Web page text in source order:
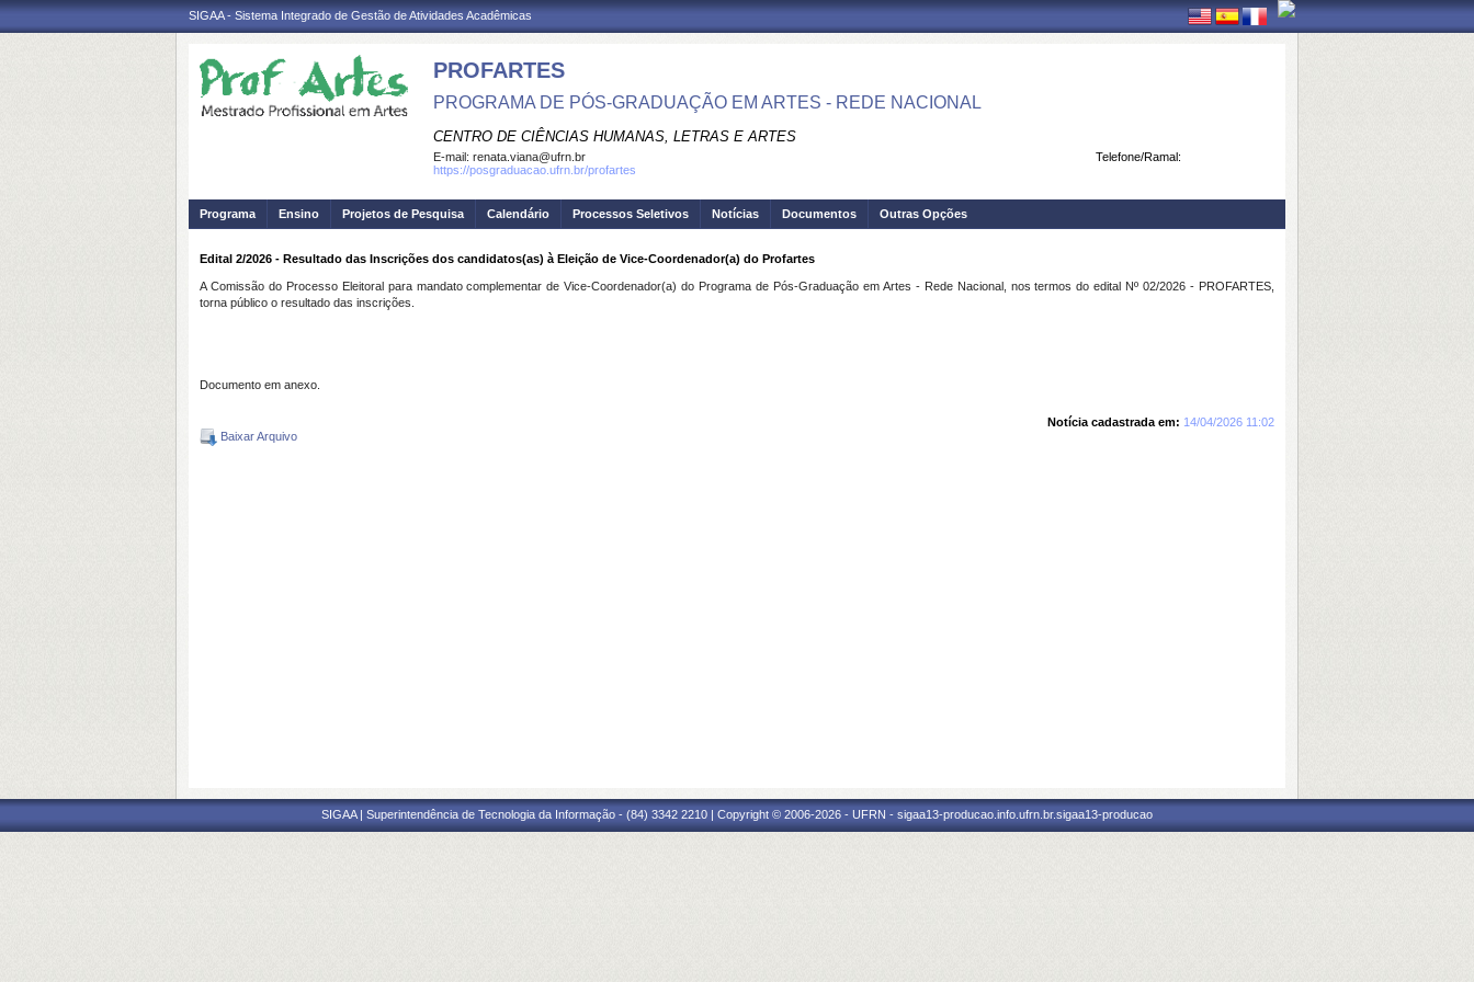
SIGAA - Sistema Integrado de Gestão de Atividades Acadêmicas
PROFARTES
PROGRAMA DE PÓS-GRADUAÇÃO EM ARTES - REDE NACIONAL
CENTRO DE CIÊNCIAS HUMANAS, LETRAS E ARTES
Telefone/Ramal:
E-mail: renata.viana@ufrn.br
https://posgraduacao.ufrn.br/profartes
Programa Ensino Projetos de Pesquisa Calendário Processos Seletivos Notícias Documentos Outras Opções
Edital 2/2026 - Resultado das Inscrições dos candidatos(as) à Eleição de Vice-Coordenador(a) do Profartes
A Comissão do Processo Eleitoral para mandato complementar de Vice-Coordenador(a) do Programa de Pós-Graduação em Artes - Rede Nacional, nos termos do edital Nº 02/2026 - PROFARTES,
torna público o resultado das inscrições.
Documento em anexo.
Notícia cadastrada em: 14/04/2026 11:02
Baixar Arquivo
SIGAA | Superintendência de Tecnologia da Informação - (84) 3342 2210 | Copyright © 2006-2026 - UFRN - sigaa13-producao.info.ufrn.br.sigaa13-producao